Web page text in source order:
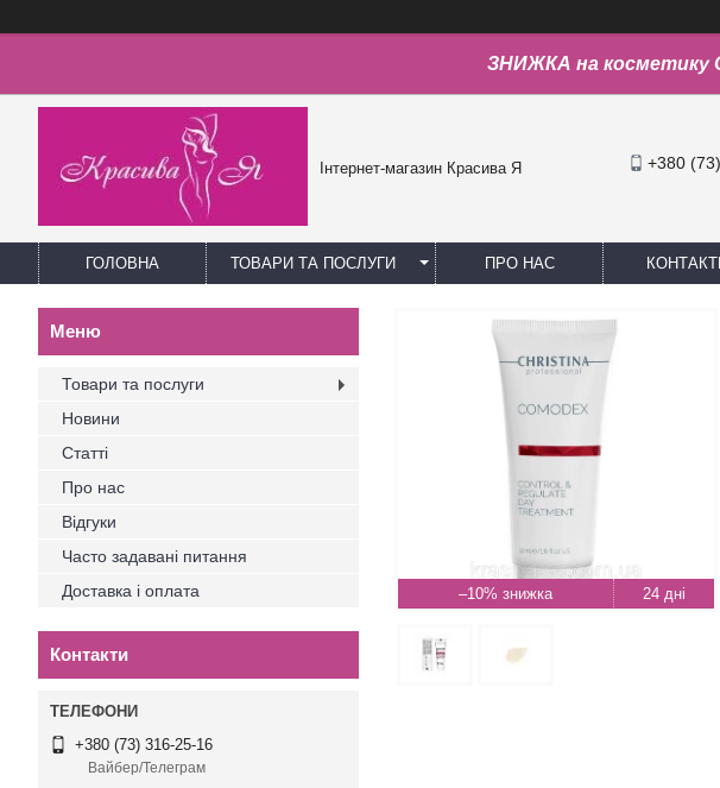
ЗНИЖКА на косметику
Інтернет-магазин Красива Я +380
ГОЛОВНА ТОВАРИ ТА ПОСЛУГИ ПРО НАС
–10% 24 дні
Товари та послуги
Новини
Статті
Про нас
Відгуки
Часто задавані питання
Доставка і оплата
Контакти
+380 (73) 316-25-16
Вайбер/Телеграм